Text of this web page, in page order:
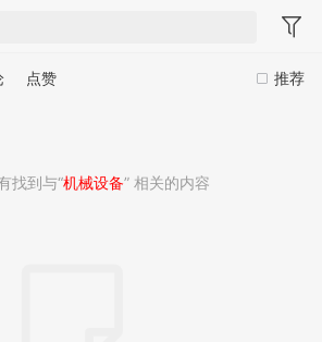
推荐
点赞
找到与“机械设备” 相关的内容